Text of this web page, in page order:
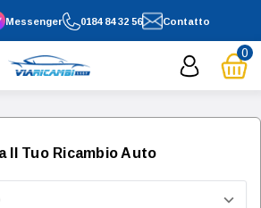
0184 84 32 56 Contatto
Messenger
0
Il Tuo Ricambio Auto